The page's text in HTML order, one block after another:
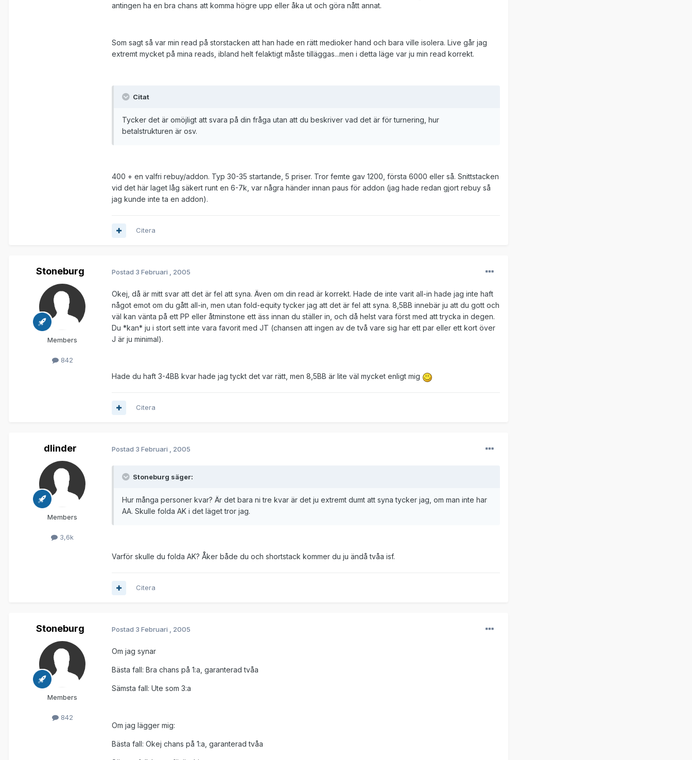
antingen ha en bra chans att komma högre upp eller åka ut och göra nått annat.
Som sagt så var min read på storstacken att han hade en rätt medioker hand och bara ville isolera. Live går jag
extremt mycket på mina reads, ibland helt felaktigt måste tilläggas...men i detta läge var ju min read korrekt.
Citat
Tycker det är omöjligt att svara på din fråga utan att du beskriver vad det är för turnering, hur
betalstrukturen är osv.
400 + en valfri rebuy/addon. Typ 30-35 startande, 5 priser. Tror femte gav 1200, första 6000 eller så. Snittstacken
vid det här laget låg säkert runt en 6-7k, var några händer innan paus för addon (jag hade redan gjort rebuy så
jag kunde inte ta en addon).
Citera
Stoneburg
Members
842
Postad 3 Februari , 2005
Okej, då är mitt svar att det är fel att syna. Även om din read är korrekt. Hade de inte varit all-in hade jag inte haft
något emot om du gått all-in, men utan fold-equity tycker jag att det är fel att syna. 8,5BB innebär ju att du gott och
väl kan vänta på ett PP eller åtminstone ett äss innan du ställer in, och då helst vara först med att trycka in degen.
Du *kan* ju i stort sett inte vara favorit med JT (chansen att ingen av de två vare sig har ett par eller ett kort över
J är ju minimal).
Hade du haft 3-4BB kvar hade jag tyckt det var rätt, men 8,5BB är lite väl mycket enligt mig
Citera
dlinder
Members
3,6k
Postad 3 Februari , 2005
Stoneburg säger:
Hur många personer kvar? Är det bara ni tre kvar är det ju extremt dumt att syna tycker jag, om man inte har
AA. Skulle folda AK i det läget tror jag.
Varför skulle du folda AK? Åker både du och shortstack kommer du ju ändå tvåa isf.
Citera
Stoneburg
Members
842
Postad 3 Februari , 2005
Om jag synar
Bästa fall: Bra chans på 1:a, garanterad tvåa
Sämsta fall: Ute som 3:a
Om jag lägger mig:
Bästa fall: Okej chans på 1:a, garanterad tvåa